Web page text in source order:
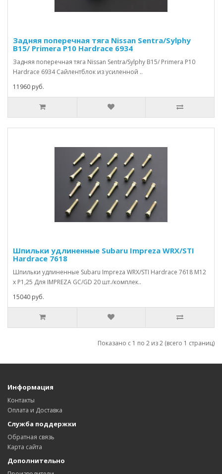
Задняя поперечная тяга Nissan Sentra/Sylphy
B15/ Primera P10 Hardrace 6934
Задняя поперечная тяга Nissan Sentra/Sylphy B15/ Primera P10
Hardrace 6934 Сайлентблок из усиленной ..
11960 руб.
Шпильки удлиненные Subaru Impreza WRX/STI
Hardrace 7618
Шпильки удлиненные Subaru Impreza WRX/STI Hardrace 7618 M12
x P1,25 Для IMPREZA GC/GD 20 шт./комплек..
15040 руб.
Показано с 1 по 2 из 2 (всего 1 страниц)
Информация
Контакты
Оплата и Доставка
Служба поддержки
Обратная связь
Карта сайта
Дополнительно